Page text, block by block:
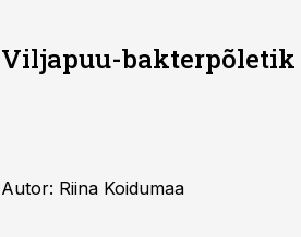
Viljapuu-bakterpõletik
Autor: Riina Koidumaa